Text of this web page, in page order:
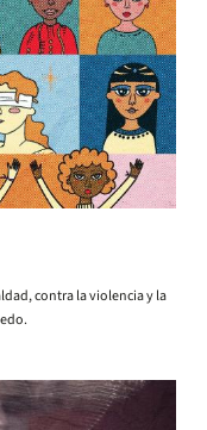
contra la violencia y la